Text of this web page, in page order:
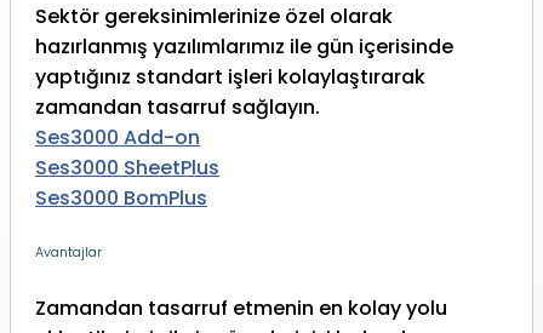
Sektör gereksinimlerinize özel olarak
hazırlanmış yazılımlarımız ile gün içerisinde
yaptığınız standart işleri kolaylaştırarak
zamandan tasarruf sağlayın.
Ses3000 Add-on
Ses3000 SheetPlus
Ses3000 BomPlus
Avantajlar
Zamandan tasarruf etmenin en kolay yolu